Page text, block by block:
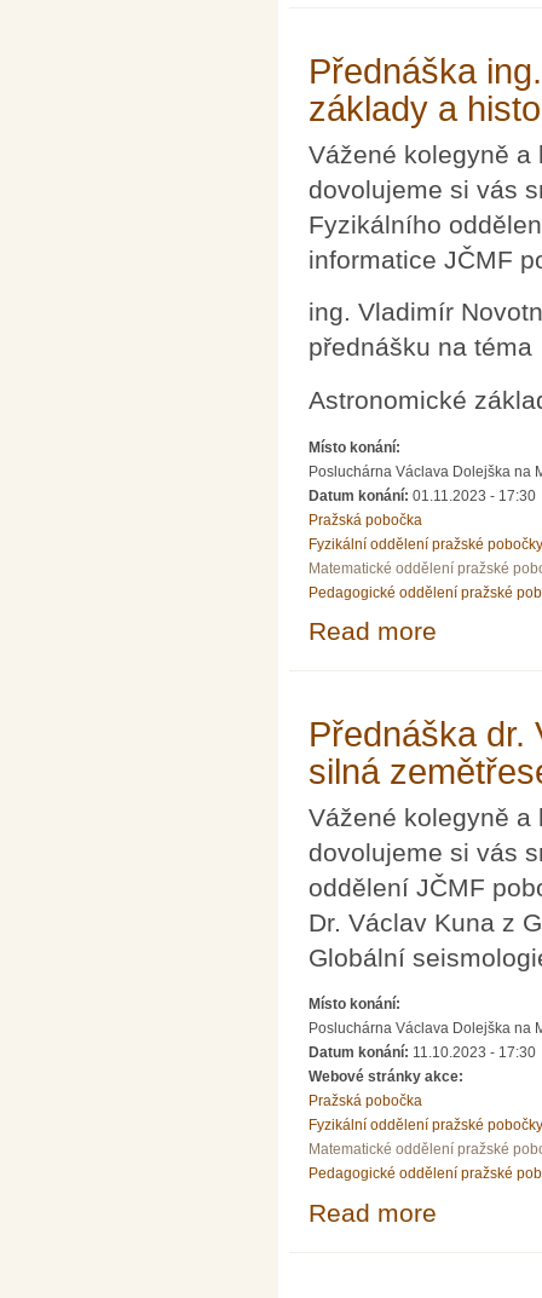
Přednáška
základy a
Vážené kolegyně a
dovolujeme si vás
Fyzikálního
informatice JČMF
ing. Vladimír
přednášku na téma
Astronomické
Místo konání:
Posluchárna Václava Dolejška na
Datum konání: 01.11.2023 - 17:30
Pražská pobočka
Fyzikální oddělení pražské pobočky
Matematické oddělení pražské
Pedagogické oddělení pražské
Read more
Přednáška dr.
silná
Vážené kolegyně a
dovolujeme si vás
oddělení JČMF
Dr. Václav Kuna z
Globální
Místo konání:
Posluchárna Václava Dolejška na
Datum konání: 11.10.2023 - 17:30
Webové stránky akce:
Pražská pobočka
Fyzikální oddělení pražské pobočky
Matematické oddělení pražské
Pedagogické oddělení pražské
Read more